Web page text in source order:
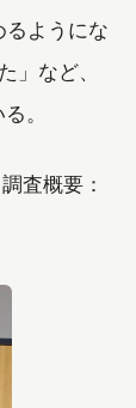
ようにな
」など、
。
査概要：